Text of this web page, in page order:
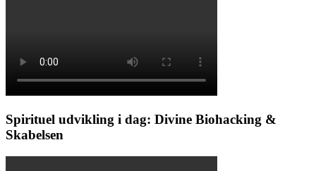
Spirituel udvikling i dag: Divine Biohacking &
Skabelsen